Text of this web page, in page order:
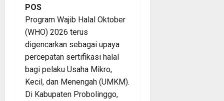
POS
Program Wajib Halal Oktober
(WHO) 2026 terus
digencarkan sebagai upaya
percepatan sertifikasi halal
bagi pelaku Usaha Mikro,
Kecil, dan Menengah (UMKM).
Di Kabupaten Probolinggo,